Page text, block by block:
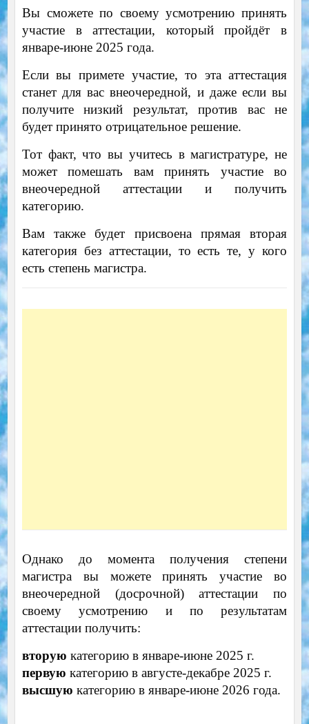
Вы сможете по своему усмотрению принять
участие в аттестации, который пройдёт в
январе-июне 2025 года.
Если вы примете участие, то эта аттестация
станет для вас внеочередной, и даже если вы
получите низкий результат, против вас не
будет принято отрицательное решение.
Тот факт, что вы учитесь в магистратуре, не
может помешать вам принять участие во
внеочередной аттестации и получить
категорию.
Вам также будет присвоена прямая вторая
категория без аттестации, то есть те, у кого
есть степень магистра.
Однако до момента получения степени
магистра вы можете принять участие во
внеочередной (досрочной) аттестации по
своему усмотрению и по результатам
аттестации получить:
вторую категорию в январе-июне 2025 г.
первую категорию в августе-декабре 2025 г.
высшую категорию в январе-июне 2026 года.